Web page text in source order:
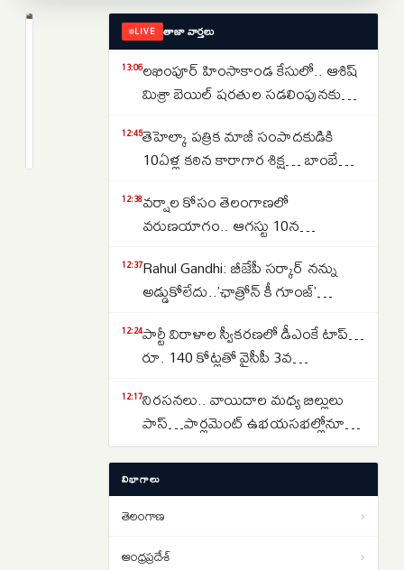
మెట్రోసర్వీసులు
LIVE తాజా వార్తలు
13:06లఖింపూర్ హింసాకాండ కేసులో.. ఆశిష్
మిశ్రా బెయిల్ షరతుల సడలింపునకు
12:45తెహెల్కా పత్రిక మాజీ సంపాదకుడికి
10ఏళ్ల కఠిన కారాగార శిక్ష… బాంబే
12:38వర్షాల కోసం తెలంగాణలో
వరుణయాగం.. ఆగస్టు 10న
12:37Rahul Gandhi: బీజేపీ సర్కార్ నన్ను
అడ్డుకోలేదు..’ఛాత్రోన్ కీ గూంజ్’
12:24పార్టీ విరాళాల స్వీకరణలో డీఎంకే టాప్…
రూ. 140 కోట్లతో వైసీపీ 3వ
12:17నిరసనలు.. వాయిదాల మధ్య బిల్లులు
పాస్…పార్లమెంట్ ఉభయసభల్లోనూ
ఇదే తంతు
12:08Donald Trump: డొనాల్డ్ ట్రంప్‌కు
షాక్… వసూలు చేసిన అదనపు
టారిఫ్‌లను తిరిగి చెల్లిస్తున్న అమెరికా
Pakistan Imran Khan: పాకిస్థాన్ లో
అలజడి… ఇమ్రాన్ ఖాన్ మద్దతుదారుల
విభాగాలు
తెలంగాణ ›
ఆంధ్రప్రదేశ్ ›